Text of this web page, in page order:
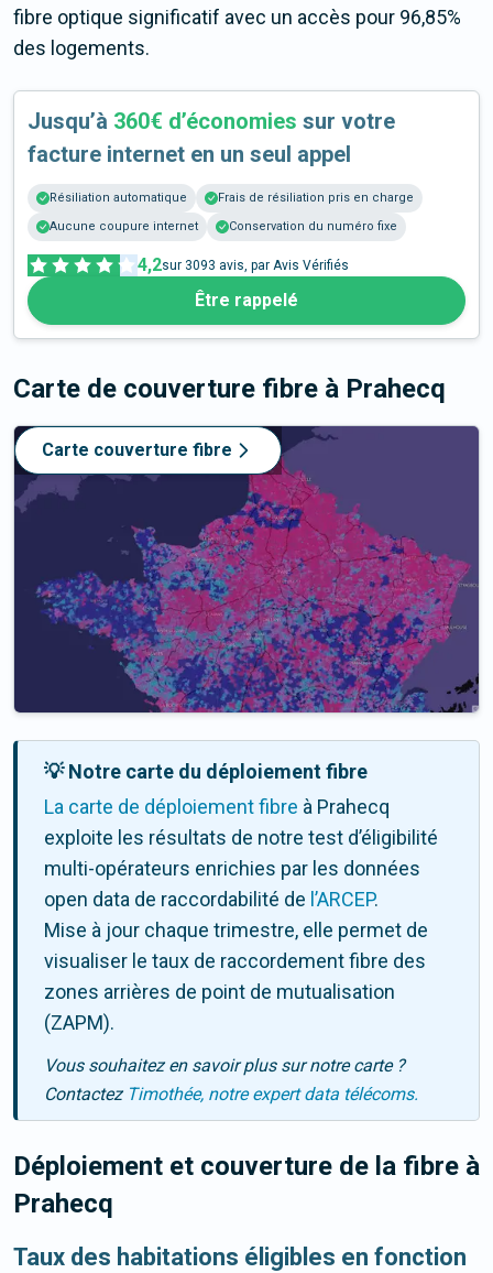
fibre optique significatif avec un accès pour 96,85%
des logements.
Jusqu’à 360€ d’économies sur votre
facture internet en un seul appel
Résiliation automatique
Frais de résiliation pris en charge
Aucune coupure internet
Conservation du numéro fixe
4,2sur 3093 avis, par Avis Vérifiés
Être rappelé
Carte de couverture fibre à Prahecq
Carte couverture fibre
💡 Notre carte du déploiement fibre
La carte de déploiement fibre à Prahecq
exploite les résultats de notre test d’éligibilité
multi-opérateurs enrichies par les données
open data de raccordabilité de l’ARCEP.
Mise à jour chaque trimestre, elle permet de
visualiser le taux de raccordement fibre des
zones arrières de point de mutualisation
(ZAPM).
Vous souhaitez en savoir plus sur notre carte ?
Contactez Timothée, notre expert data télécoms.
Déploiement et couverture de la fibre à
Prahecq
Taux des habitations éligibles en fonction